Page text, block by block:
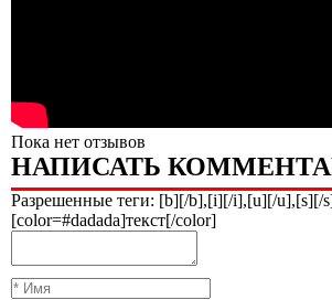
Пока нет отзывов
НАПИСАТЬ
Разрешенные теги: [b][/b],[i][/i],[u][/u],[s][/
[color=#dadada]текст[/color]